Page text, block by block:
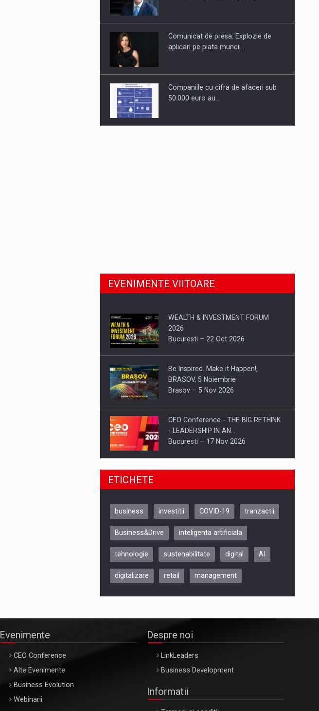
Comunicat de presa: Explozie de
aplicari pe piata muncii…
Companiile cu cifra de afaceri sub
50.000 euro au…
EVENIMENTE VIITOARE
WEALTH & INVESTMENT FORUM
2026
Bucuresti – 22 Oct 2026
Be Inspired. Make it Happen!,
BRASOV, 5 Noiembrie
Brasov – 5 Nov 2026
CEO Conference - THE BIG RETHINK
- LEADERSHIP IN AN…
Bucuresti – 17 Nov 2026
Be Inspired. Make it Happen!, CLUJ, 9
ARTEMIS LETO, ORADEA, 8
Oradea – 8 Oct 2026
ETICHETE
business investitii COVID-19 tranzactii
Business&Drive inteligenta artificiala
tehnologie sustenabilitate digital AI
digitalizare retail management
Evenimente
CEO Conference
Alte Evenimente
Business Evolution
Webinarii
Despre noi
LinkLeaders
Business Development
Informatii